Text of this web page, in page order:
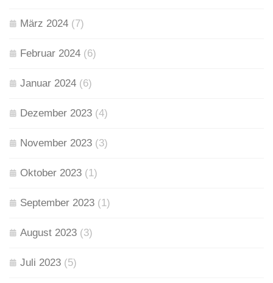
März 2024 (7)
Februar 2024 (6)
Januar 2024 (6)
Dezember 2023 (4)
November 2023 (3)
Oktober 2023 (1)
September 2023 (1)
August 2023 (3)
Juli 2023 (5)